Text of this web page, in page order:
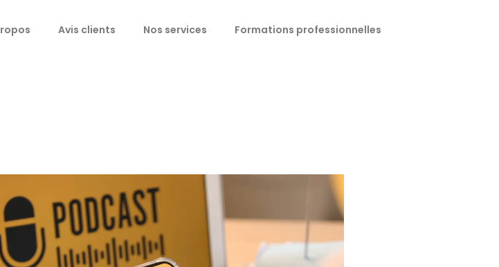
Avis clients Nos services Formations professionnelles